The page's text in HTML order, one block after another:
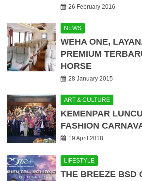
26 February 2016
NEWS
WEHA ONE,
PREMIUM
HORSE
28 January 2015
ART & CULTURE
KEMENPAR
FASHION
19 April 2018
LIFESTYLE
THE BREEZE BSD